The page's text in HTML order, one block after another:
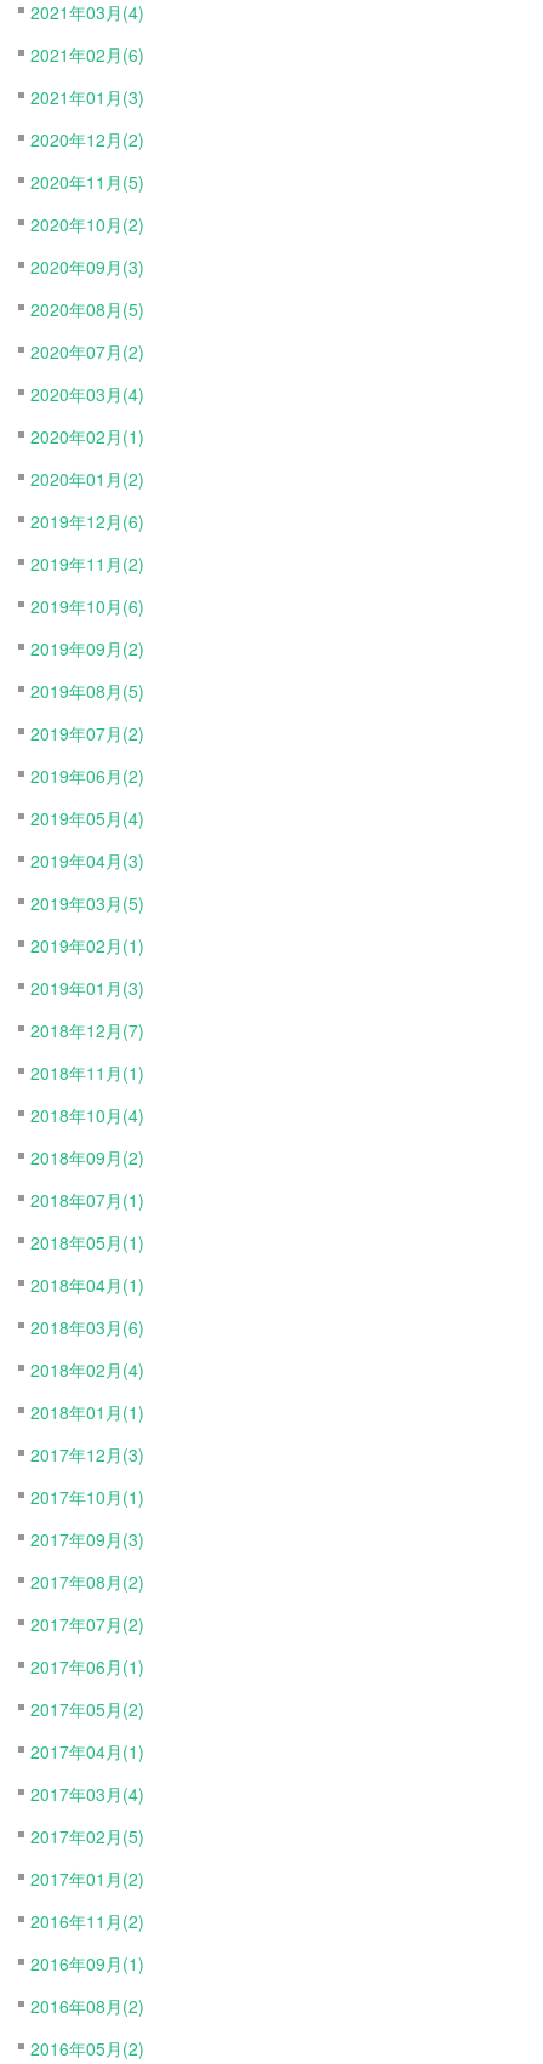
2021年03月(4)
2021年02月(6)
2021年01月(3)
2020年12月(2)
2020年11月(5)
2020年10月(2)
2020年09月(3)
2020年08月(5)
2020年07月(2)
2020年03月(4)
2020年02月(1)
2020年01月(2)
2019年12月(6)
2019年11月(2)
2019年10月(6)
2019年09月(2)
2019年08月(5)
2019年07月(2)
2019年06月(2)
2019年05月(4)
2019年04月(3)
2019年03月(5)
2019年02月(1)
2019年01月(3)
2018年12月(7)
2018年11月(1)
2018年10月(4)
2018年09月(2)
2018年07月(1)
2018年05月(1)
2018年04月(1)
2018年03月(6)
2018年02月(4)
2018年01月(1)
2017年12月(3)
2017年10月(1)
2017年09月(3)
2017年08月(2)
2017年07月(2)
2017年06月(1)
2017年05月(2)
2017年04月(1)
2017年03月(4)
2017年02月(5)
2017年01月(2)
2016年11月(2)
2016年09月(1)
2016年08月(2)
2016年05月(2)